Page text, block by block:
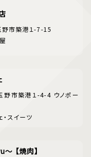
市築港１-7-15
野市築港１-4-4 ウノポー
・スイーツ
【焼肉】